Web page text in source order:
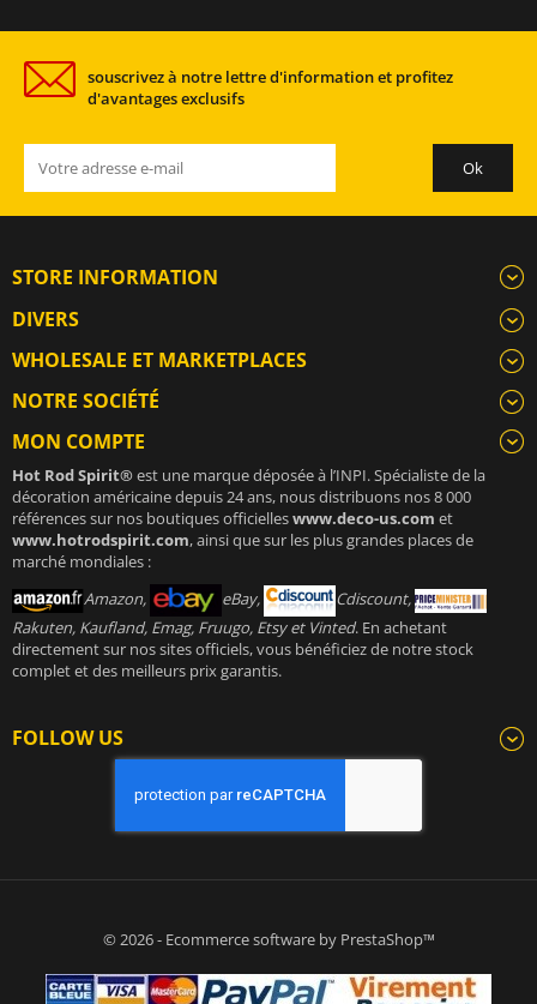
souscrivez à notre lettre d'information et profitez
d'avantages exclusifs
STORE INFORMATION
DIVERS
WHOLESALE ET MARKETPLACES
NOTRE SOCIÉTÉ
MON COMPTE
Hot Rod Spirit®est une marque déposée à l’INPI. Spécialiste de la
décoration américaine depuis 24 ans, nous distribuons nos 8 000
références sur nos boutiques officielleswww.deco-us.com et
www.hotrodspirit.com, ainsi que sur les plus grandes places de
marché mondiales :
Amazon,
eBay,
Cdiscount,
Rakuten, Kaufland, Emag, Fruugo, Etsy et Vinted. En achetant
directement sur nos sites officiels, vous bénéficiez de notre stock
complet et des meilleurs prix garantis.
FOLLOW US
© 2026 - Ecommerce software by PrestaShop™